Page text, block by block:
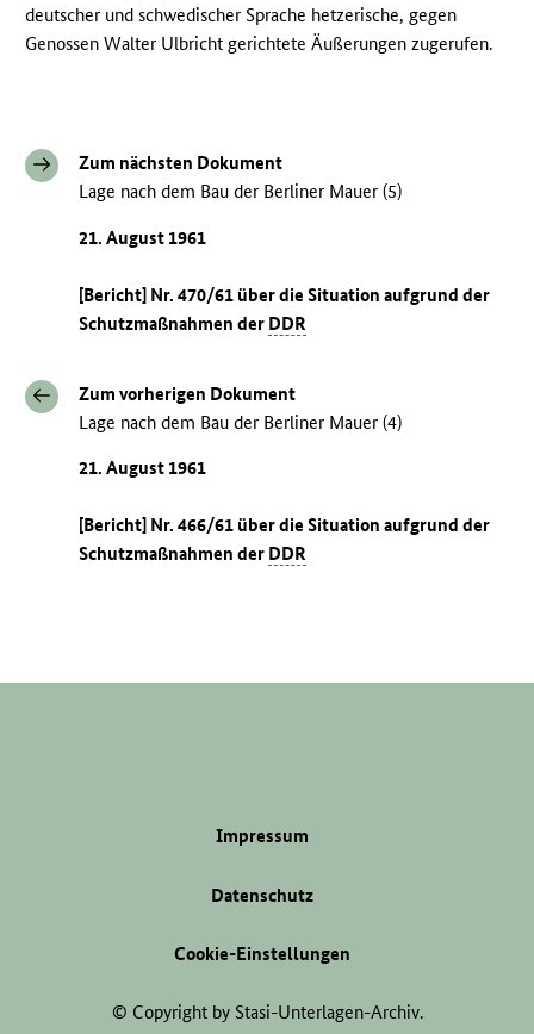
deutscher und schwedischer Sprache hetzerische, gegen
Genossen Walter Ulbricht gerichtete Äußerungen zugerufen.
Zum nächsten Dokument
Lage nach dem Bau der Berliner Mauer (5)
21. August 1961
[Bericht] Nr. 470/61 über die Situation aufgrund der
Schutzmaßnahmen der DDR
Zum vorherigen Dokument
Lage nach dem Bau der Berliner Mauer (4)
21. August 1961
[Bericht] Nr. 466/61 über die Situation aufgrund der
Schutzmaßnahmen der DDR
Impressum
Datenschutz
Cookie-Einstellungen
© Copyright by Stasi-Unterlagen-Archiv.